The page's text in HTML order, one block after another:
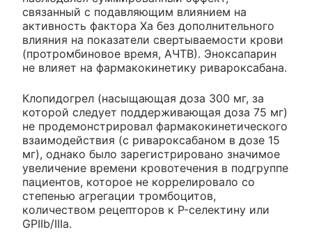
связанный с подавляющим влиянием на
активность фактора Ха без дополнительного
влияния на показатели свертываемости крови
(протромбиновое время, АЧТВ). Эноксапарин
не влияет на фармакокинетику ривароксабана.
Клопидогрел (насыщающая доза 300 мг, за
которой следует поддерживающая доза 75 мг)
не продемонстрировал фармакокинетического
взаимодействия (с ривароксабаном в дозе 15
мг), однако было зарегистрировано значимое
увеличение времени кровотечения в подгруппе
пациентов, которое не коррелировало со
степенью агрегации тромбоцитов,
количеством рецепторов к P-селектину или
GPIIb/IIIa.